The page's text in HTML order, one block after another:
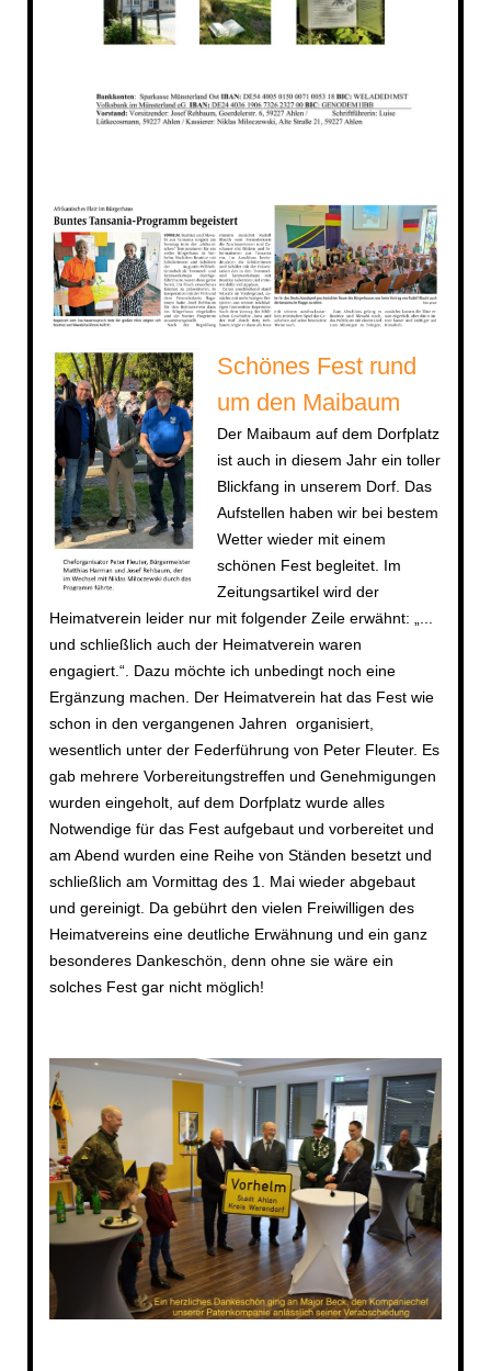
Schönes Fest rund
um den Maibaum
Der Maibaum auf dem Dorfplatz
ist auch in diesem Jahr ein toller
Blickfang in unserem Dorf. Das
Aufstellen haben wir bei bestem
Wetter wieder mit einem
schönen Fest begleitet. Im
Zeitungsartikel wird der
Heimatverein leider nur mit folgender Zeile erwähnt: „...
und schließlich auch der Heimatverein waren
engagiert.“. Dazu möchte ich unbedingt noch eine
Ergänzung machen. Der Heimatverein hat das Fest wie
schon in den vergangenen Jahren organisiert,
wesentlich unter der Federführung von Peter Fleuter. Es
gab mehrere Vorbereitungstreffen und Genehmigungen
wurden eingeholt, auf dem Dorfplatz wurde alles
Notwendige für das Fest aufgebaut und vorbereitet und
am Abend wurden eine Reihe von Ständen besetzt und
schließlich am Vormittag des 1. Mai wieder abgebaut
und gereinigt. Da gebührt den vielen Freiwilligen des
Heimatvereins eine deutliche Erwähnung und ein ganz
besonderes Dankeschön, denn ohne sie wäre ein
solches Fest gar nicht möglich!